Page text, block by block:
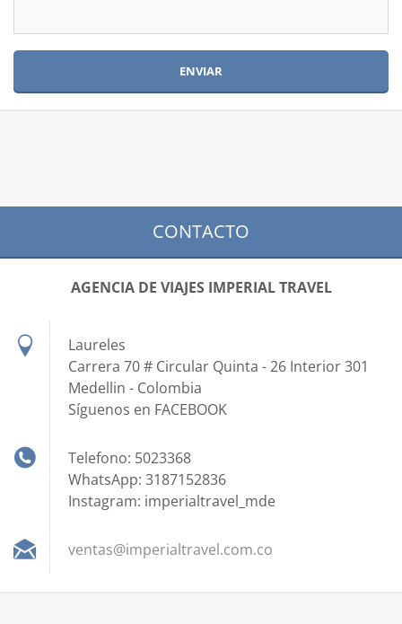
CONTACTO
AGENCIA DE VIAJES IMPERIAL TRAVEL
Laureles
Carrera 70 # Circular Quinta - 26 Interior 301
Medellin - Colombia
Síguenos en FACEBOOK
Telefono: 5023368
WhatsApp: 3187152836
Instagram: imperialtravel_mde
ventas@imperialtravel.com.co